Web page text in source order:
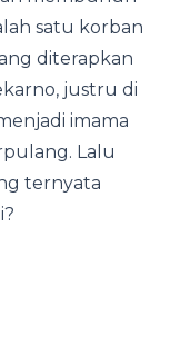
satu korban
diterapkan
justru di
imama
Lalu
ternyata